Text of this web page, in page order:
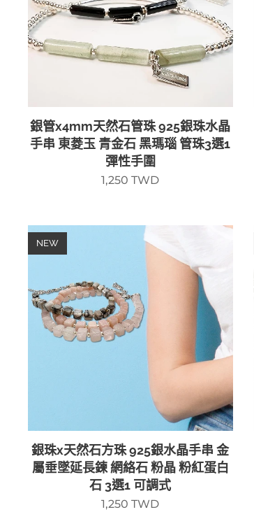
銀管x4mm天然石管珠 925銀珠水晶
手串 東菱玉 青金石 黑瑪瑙 管珠3選1
彈性手圍
1,250 TWD
銀珠x天然石方珠 925銀水晶手串 金
屬垂墜延長鍊 網絡石 粉晶 粉紅蛋白
石 3選1 可調式
NEW
1,250 TWD